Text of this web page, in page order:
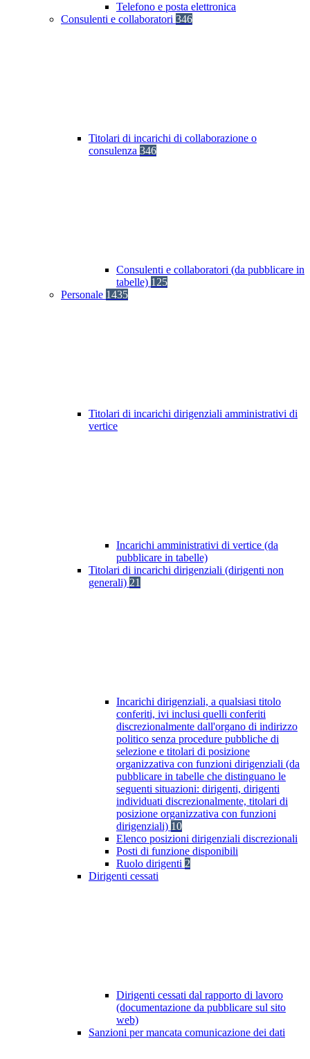
Telefono e posta elettronica
Consulenti e collaboratori 346
Titolari di incarichi di collaborazione o
consulenza 346
Consulenti e collaboratori (da pubblicare in
tabelle) 125
Personale 1435
Titolari di incarichi dirigenziali amministrativi di
vertice
Incarichi amministrativi di vertice (da
pubblicare in tabelle)
Titolari di incarichi dirigenziali (dirigenti non
generali) 21
Incarichi dirigenziali, a qualsiasi titolo
conferiti, ivi inclusi quelli conferiti
discrezionalmente dall'organo di indirizzo
politico senza procedure pubbliche di
selezione e titolari di posizione
organizzativa con funzioni dirigenziali (da
pubblicare in tabelle che distinguano le
seguenti situazioni: dirigenti, dirigenti
individuati discrezionalmente, titolari di
posizione organizzativa con funzioni
dirigenziali) 10
Elenco posizioni dirigenziali discrezionali
Posti di funzione disponibili
Ruolo dirigenti 2
Dirigenti cessati
Dirigenti cessati dal rapporto di lavoro
(documentazione da pubblicare sul sito
web)
Sanzioni per mancata comunicazione dei dati